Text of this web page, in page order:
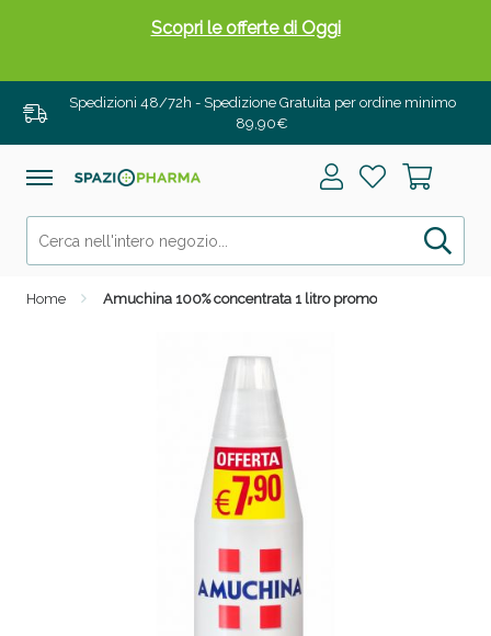
Spedizioni 48/72h - Spedizione Gratuita per ordine minimo
89,90€
Home Amuchina 100% concentrata 1 litro promo
Scopri le offerte di Oggi
Drenanti e Pancia Piatta: Sconti fino al 55% validi
solo per OGGI!